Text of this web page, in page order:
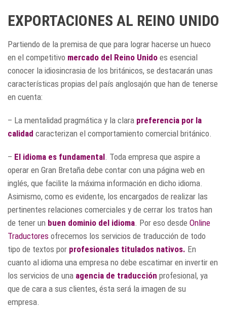
EXPORTACIONES AL REINO UNIDO
Partiendo de la premisa de que para lograr hacerse un hueco
en el competitivo mercado del Reino Unido es esencial
conocer la idiosincrasia de los británicos, se destacarán unas
características propias del país anglosajón que han de tenerse
en cuenta:
– La mentalidad pragmática y la clara preferencia por la
calidad caracterizan el comportamiento comercial británico.
– El idioma es fundamental. Toda empresa que aspire a
operar en Gran Bretaña debe contar con una página web en
inglés, que facilite la máxima información en dicho idioma.
Asimismo, como es evidente, los encargados de realizar las
pertinentes relaciones comerciales y de cerrar los tratos han
de tener un buen dominio del idioma. Por eso desde Online
Traductores ofrecemos los servicios de traducción de todo
tipo de textos por profesionales titulados nativos. En
cuanto al idioma una empresa no debe escatimar en invertir en
los servicios de una agencia de traducción profesional, ya
que de cara a sus clientes, ésta será la imagen de su
empresa.